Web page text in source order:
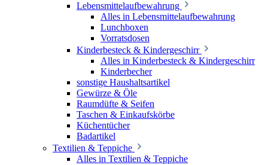
Lebensmittelaufbewahrung
Alles in Lebensmittelaufbewahrung
Lunchboxen
Vorratsdosen
Kinderbesteck & Kindergeschirr
Alles in Kinderbesteck & Kindergeschirr
Kinderbecher
sonstige Haushaltsartikel
Gewürze & Öle
Raumdüfte & Seifen
Taschen & Einkaufskörbe
Küchentücher
Badartikel
Textilien & Teppiche
Alles in Textilien & Teppiche